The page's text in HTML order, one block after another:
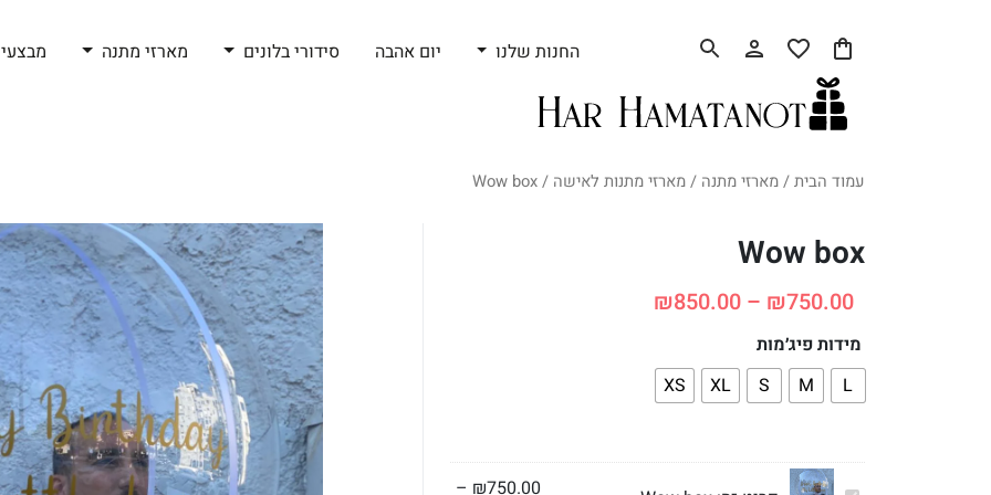
החנות שלנו יום אהבה סידורי בלונים מארזי מתנה
עמוד הבית/מארזי מתנה /מארזי מתנות לאישה / Wow box
Wow box
₪750.00
–
₪850.00
מידות פיג׳מות
L
M
S
XL
XS
₪750.00
–